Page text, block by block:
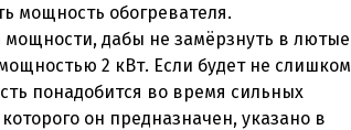
мощность обогревателя.
мощности, дабы не замёрзнуть в лютые
2 кВт. Если будет не слишком
понадобится во время сильных
он предназначен, указано в